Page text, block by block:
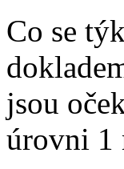
Co se
jsou
úrovni 1